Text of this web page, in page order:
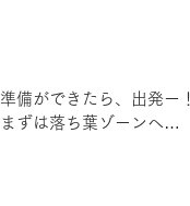
準備ができたら、出発ー！
まずは落ち葉ゾーンへ…